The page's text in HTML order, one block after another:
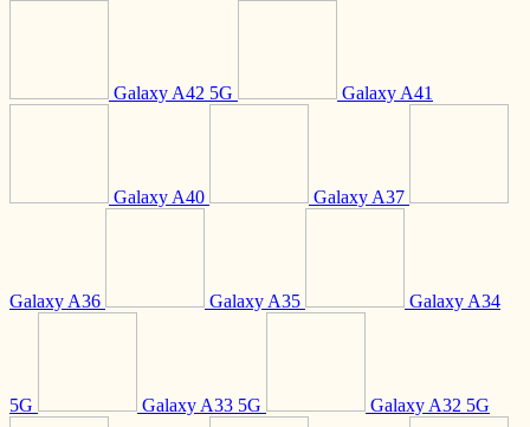
Galaxy A42 5G Galaxy A41
Galaxy A40 Galaxy A37
Galaxy A36 Galaxy A35 Galaxy A34
5G Galaxy A33 5G Galaxy A32 5G